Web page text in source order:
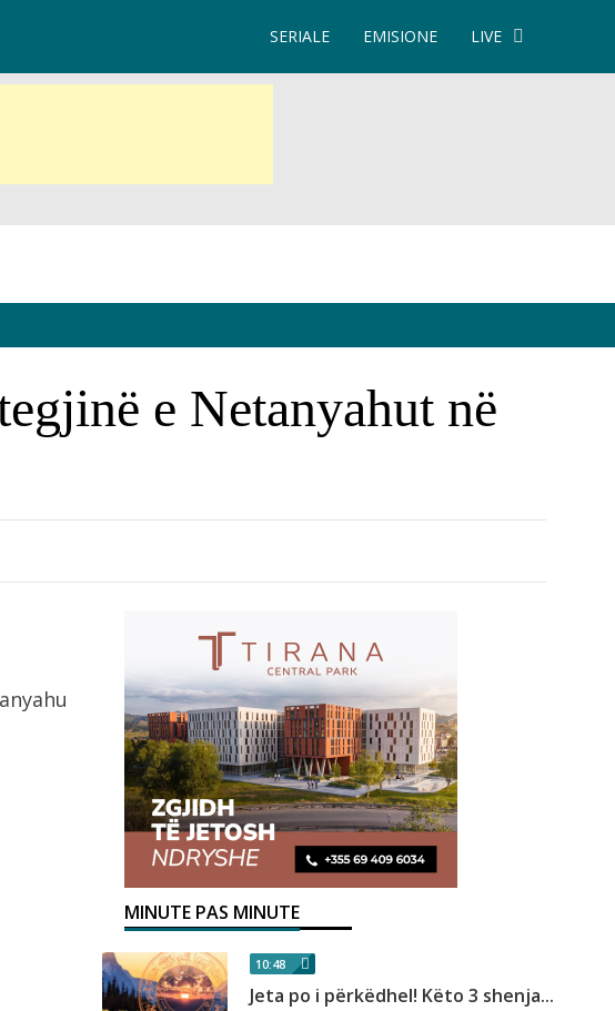
LIVE
EMISIONE
SERIALE
e Netanyahut në
MINUTE PAS MINUTE
10:48
Jeta po i përkëdhel! Këto 3 shenja...